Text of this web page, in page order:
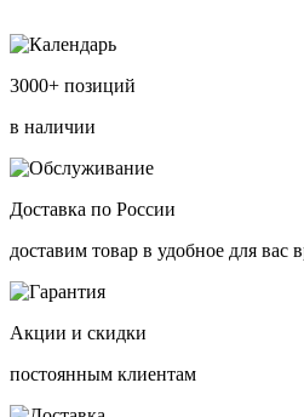
3000+ позиций
в наличии
Доставка по России
доставим товар в удобное для вас
Акции и скидки
постоянным клиентам